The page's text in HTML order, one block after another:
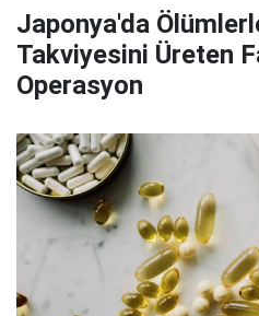
Japonya'da
Takviyesini Üreten
Operasyon